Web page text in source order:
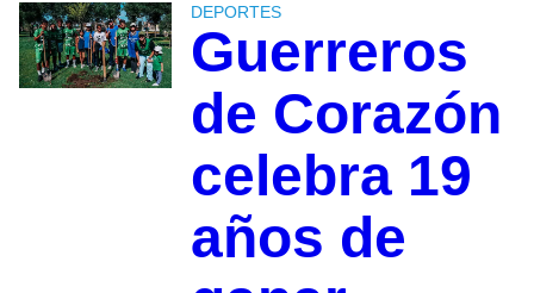
DEPORTES
Guerreros
de Corazón
celebra 19
años de